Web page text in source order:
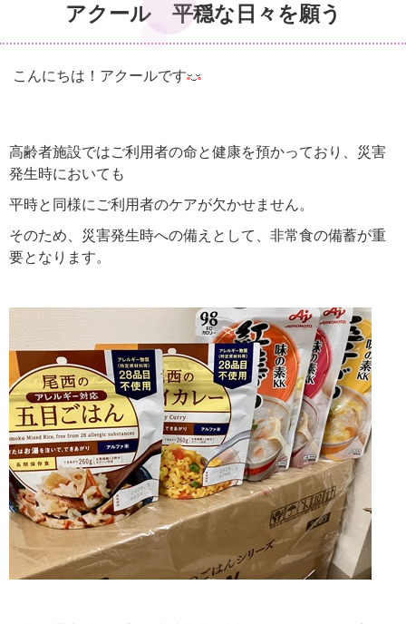
アクール 平穏な日々を願う
こんにちは！アクールです
高齢者施設ではご利用者の命と健康を預かっており、災害
発生時においても
平時と同様にご利用者のケアが欠かせません。
そのため、災害発生時への備えとして、非常食の備蓄が重
要となります。